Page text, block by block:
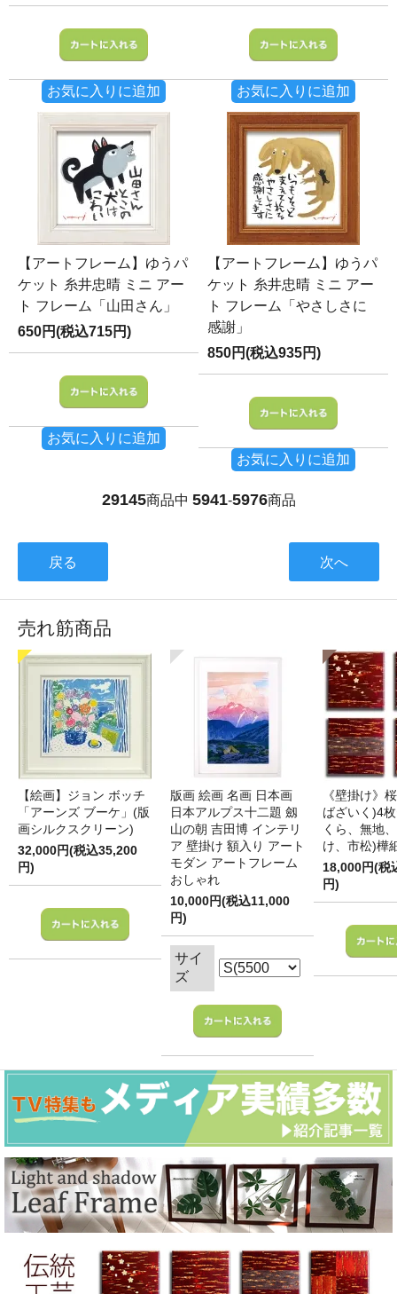
お気に入りに追加 お気に入りに追加
【アートフレーム】ゆうパ
ケット 糸井忠晴 ミニ アー
ト フレーム「山田さん」
650円(税込715円)
お気に入りに追加
【アートフレーム】ゆうパ
ケット 糸井忠晴 ミニ アー
ト フレーム「やさしさに
感謝」
850円(税込935円)
お気に入りに追加
29145商品中 5941-5976商品
戻る 次へ
売れ筋商品
【絵画】ジョン ボッチ
「アーンズ ブーケ」(版
画シルクスクリーン)
32,000円(税込35,200
円)
版画 絵画 名画 日本画
日本アルプス十二題 劔
山の朝 吉田博 インテリ
ア 壁掛け 額入り アート
モダン アートフレーム
おしゃれ
10,000円(税込11,000
円)
サイ
ズ
《壁掛け》
ばざいく)4
くら、無地
け、市松)樺
18,000円(税
円)